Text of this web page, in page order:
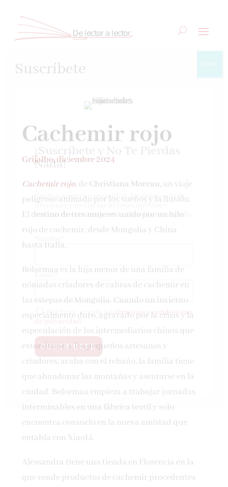
Cachemir rojo
Grijalbo, diciembre 2024
Cachemir rojo, de Christiana Moreau, un viaje
peligroso animado por los sueños y la ilusión.
El destino de tres mujeres unido por un hilo
rojo de cachemir, desde Mongolia y China
hasta Italia.
Bolormaa es la hija menor de una familia de
nómadas criadores de cabras de cachemir en
las estepas de Mongolia. Cuando un invierno
especialmente duro, agravado por la crisis y la
especulación de los intermediarios chinos que
extorsionan a los pequeños artesanos y
criadores, acaba con el rebaño, la familia tiene
que abandonar las montañas y asentarse en la
ciudad. Bolormaa empieza a trabajar jornadas
interminables en una fábrica textil y solo
encuentra consuelo en la nueva amistad que
entabla con XiaoLi.
Alessandra tiene una tienda en Florencia en la
que vende productos de cachemir procedentes
Suscríbete
¡Suscríbete y No Te Pierdas
Nada!
Únete a nuestra comunidad de amantes de la
literatura y recibe las últimas noticias y
reseñas directamente en tu bandeja de entrada.
Email*
Por favor, acepta lostérminos y condiciones
de privacidad
CLOSE